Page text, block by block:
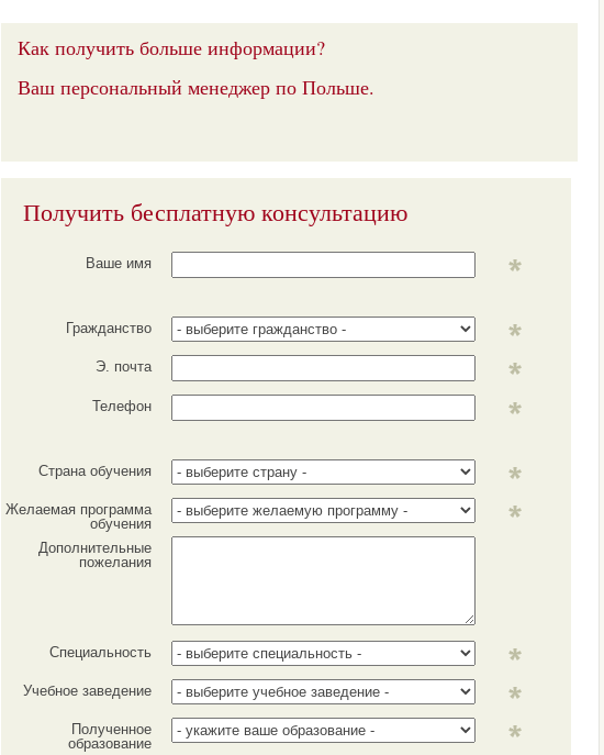
Как получить больше информации?
Ваш персональный менеджер по Польше.
Получить бесплатную консультацию
Ваше имя
Гражданство
Э. почта
Телефон
Страна обучения
Желаемая программа
обучения
Дополнительные
пожелания
Специальность
Учебное заведение
Полученное
образование